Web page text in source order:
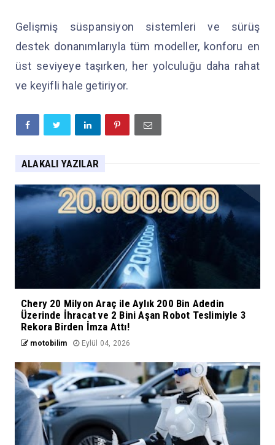
Gelişmiş süspansiyon sistemleri ve sürüş
destek donanımlarıyla tüm modeller, konforu en
üst seviyeye taşırken, her yolculuğu daha rahat
ve keyifli hale getiriyor.
ALAKALI YAZILAR
Chery 20 Milyon Araç ile Aylık 200 Bin Adedin
Üzerinde İhracat ve 2 Bini Aşan Robot Teslimiyle 3
Rekora Birden İmza Attı!
motobilim Eylül 04, 2026